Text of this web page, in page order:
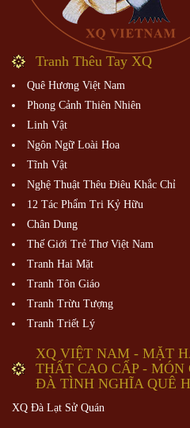
Tranh Thêu Tay XQ
Quê Hương Việt Nam
Phong Cảnh Thiên Nhiên
Linh Vật
Ngôn Ngữ Loài Hoa
Tĩnh Vật
Nghệ Thuật Thêu Điêu Khắc Chỉ
12 Tác Phẩm Tri Kỷ Hữu
Chân Dung
Thế Giới Trẻ Thơ Việt Nam
Tranh Hai Mặt
Tranh Tôn Giáo
Tranh Trừu Tượng
Tranh Triết Lý
XQ VIỆT NAM - MẶT
THẤT CAO CẤP -
ĐÀ TÌNH NGHĨA QUÊ
XQ Đà Lạt Sử Quán